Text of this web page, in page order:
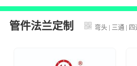
管件法兰定制 弯头 | 三通 | 四